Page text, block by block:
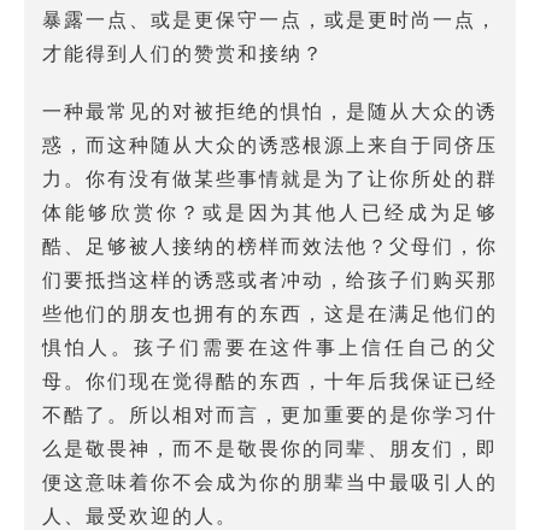
暴露一点、或是更保守一点，或是更时尚一点，
才能得到人们的赞赏和接纳？
一种最常见的对被拒绝的惧怕，是随从大众的诱
惑，而这种随从大众的诱惑根源上来自于同侪压
力。你有没有做某些事情就是为了让你所处的群
体能够欣赏你？或是因为其他人已经成为足够
酷、足够被人接纳的榜样而效法他？父母们，你
们要抵挡这样的诱惑或者冲动，给孩子们购买那
些他们的朋友也拥有的东西，这是在满足他们的
惧怕人。孩子们需要在这件事上信任自己的父
母。你们现在觉得酷的东西，十年后我保证已经
不酷了。所以相对而言，更加重要的是你学习什
么是敬畏神，而不是敬畏你的同辈、朋友们，即
便这意味着你不会成为你的朋辈当中最吸引人的
人、最受欢迎的人。